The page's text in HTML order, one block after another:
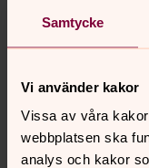
Samtycke
Vi använder kakor
Vissa av våra
webbplatsen ska
analys och kakor